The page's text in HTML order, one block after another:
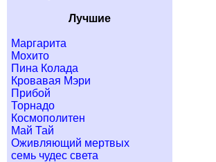
Лучшие
Маргарита
Мохито
Пина Колада
Кровавая Мэри
Прибой
Торнадо
Космополитен
Май Тай
Оживляющий мертвых
семь чудес света